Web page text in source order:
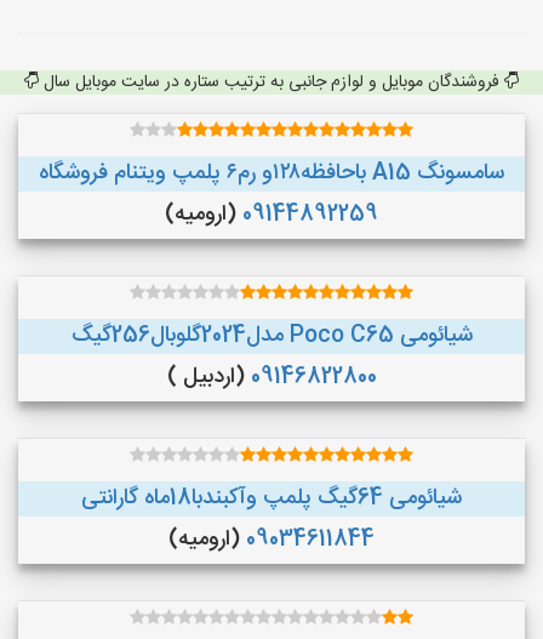
فروشندگان موبایل و لوازم جانبی به ترتیب ستاره در سایت موبایل سال
سامسونگ A15 باحافظه۱۲۸و رم۶ پلمپ ویتنام فروشگاه
09144892259 (ارومیه)
شیائومی Poco C65 مدل2024گلوبال256گیگ
09146822800 (اردبیل )
شیائومی 64گیگ پلمپ وآکبندبا18ماه گارانتی
09034611844 (ارومیه)